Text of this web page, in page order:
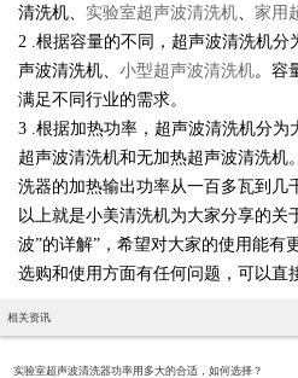
清洗机、 实验室超声波清洗机 家用
2 .根据容量的不同，超声波清洗机分
声波清洗机、 小型超声波清洗机。容
满足不同行业的需求。
3 .根据加热功率，超声波清洗机分为
超声波清洗机和无加热超声波清洗机
洗器的加热输出功率从一百多瓦到几
以上就是小美清洗机为大家分享的关
波”的详解”，希望对大家的使用能有
选购和使用方面有任何问题，可以直
相关资讯
实验室超声波清洗器功率用多大的合适，如何选择？